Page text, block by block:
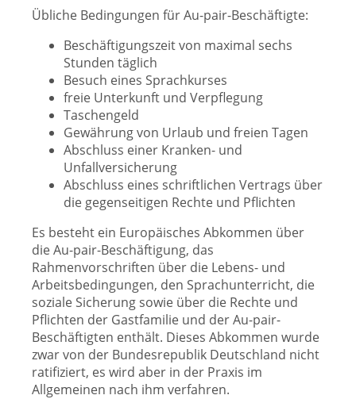
Übliche Bedingungen für Au-pair-Beschäftigte:
Beschäftigungszeit von maximal sechs
Stunden täglich
Besuch eines Sprachkurses
freie Unterkunft und Verpflegung
Taschengeld
Gewährung von Urlaub und freien Tagen
Abschluss einer Kranken- und
Unfallversicherung
Abschluss eines schriftlichen Vertrags über
die gegenseitigen Rechte und Pflichten
Es besteht ein Europäisches Abkommen über
die Au-pair-Beschäftigung, das
Rahmenvorschriften über die Lebens- und
Arbeitsbedingungen, den Sprachunterricht, die
soziale Sicherung sowie über die Rechte und
Pflichten der Gastfamilie und der Au-pair-
Beschäftigten enthält. Dieses Abkommen wurde
zwar von der Bundesrepublik Deutschland nicht
ratifiziert, es wird aber in der Praxis im
Allgemeinen nach ihm verfahren.